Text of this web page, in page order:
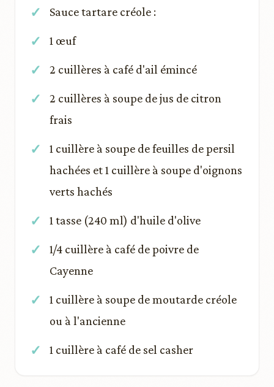
Sauce tartare créole :
1 œuf
2 cuillères à café d'ail émincé
2 cuillères à soupe de jus de citron
frais
1 cuillère à soupe de feuilles de persil
hachées et 1 cuillère à soupe d'oignons
verts hachés
1 tasse (240 ml) d'huile d'olive
1/4 cuillère à café de poivre de
Cayenne
1 cuillère à soupe de moutarde créole
ou à l'ancienne
1 cuillère à café de sel casher